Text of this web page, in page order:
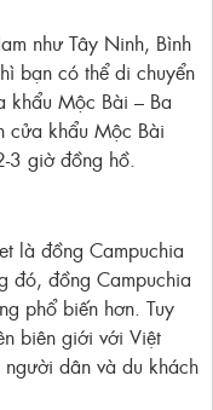
như Tây Ninh, Bình
bạn có thể di chuyển
khẩu Mộc Bài – Ba
cửa khẩu Mộc Bài
3 giờ đồng hồ.
là đồng Campuchia
đó, đồng Campuchia
phổ biến hơn. Tuy
biên giới với Việt
dân và du khách